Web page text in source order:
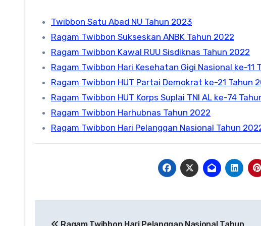
Twibbon Satu Abad NU Tahun 2023
Ragam Twibbon Sukseskan ANBK Tahun 2022
Ragam Twibbon Kawal RUU Sisdiknas Tahun 2022
Ragam Twibbon Hari Kesehatan Gigi Nasional ke-11
Ragam Twibbon HUT Partai Demokrat ke-21 Tahun
Ragam Twibbon HUT Korps Suplai TNI AL ke-74
Ragam Twibbon Harhubnas Tahun 2022
Ragam Twibbon Hari Pelanggan Nasional Tahun